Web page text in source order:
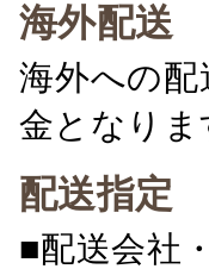
海外配送
海外への
金となり
配送指定
■配送会社